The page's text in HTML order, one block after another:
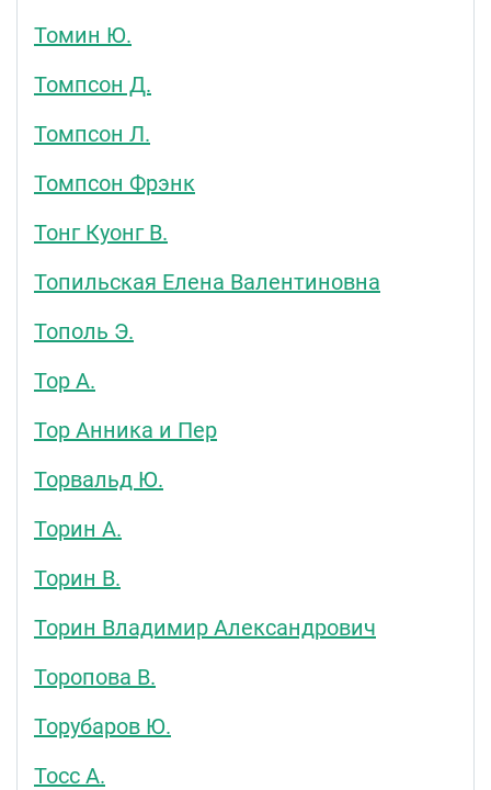
Томин Ю.
Томпсон Д.
Томпсон Л.
Томпсон Фрэнк
Тонг Куонг В.
Топильская Елена Валентиновна
Тополь Э.
Тор А.
Тор Анника и Пер
Торвальд Ю.
Торин А.
Торин В.
Торин Владимир Александрович
Торопова В.
Торубаров Ю.
Тосс А.